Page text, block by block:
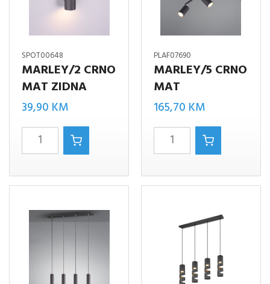
SPOT00648
MARLEY/2 CRNO
MAT ZIDNA
39,90 KM
Marley/2
crno
mat
zidna
količina
PLAF07690
MARLEY/5 CRNO
MAT
165,70 KM
MARLEY/5
CRNO
MAT
količina